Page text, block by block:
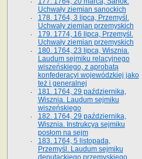
Uchwały ziemian sanockich
178. 1764, 3 lipca, Przemyśl.
Uchwały ziemian przemyskich
179. 1774, 16 lipca, Przemyśl.
Uchwały ziemian przemyskich
180. 1764, 23 lipca, Wisznia.
Laudum sejmiku relacyjnego
wiszeńskiego, z aprobatą
konfederacyi wojewódzkiej jako
też i generalnej
181. 1764, 29 października,
Wisznia. Laudum sejmiku
wiszeńskiego
182. 1764, 29 października,
Wisznia. Instrukcya sejmiku
posłom na sejm
183. 1764, 5 listopada,
Przemyśl. Laudum sejmiku
deputackiego przemyskiego